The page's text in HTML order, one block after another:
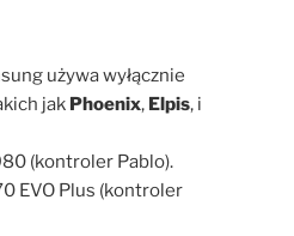
używa wyłącznie
jak Phoenix, Elpis, i
(kontroler Pablo).
EVO Plus (kontroler